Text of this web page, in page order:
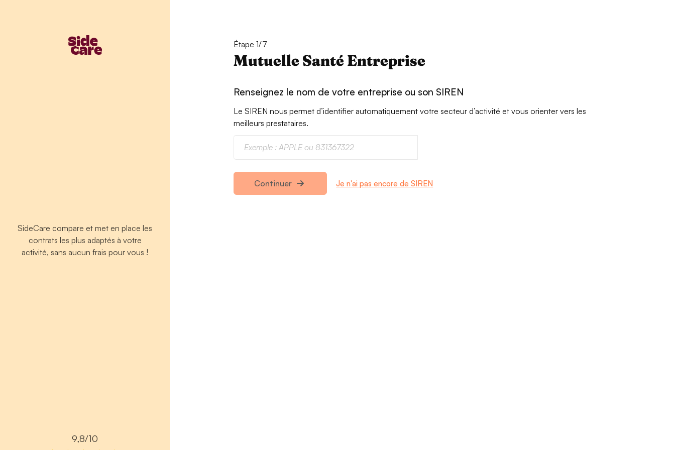
SideCare compare et met en place les
contrats les plus adaptés à votre
activité, sans aucun frais pour vous !
9,8/10
Étape 1/7
Mutuelle Santé Entreprise
Renseignez le nom de votre entreprise ou son SIREN
Le SIREN nous permet d’identifier automatiquement votre secteur d’activité et vous orienter vers les
meilleurs prestataires.
Continuer Je n'ai pas encore de SIREN